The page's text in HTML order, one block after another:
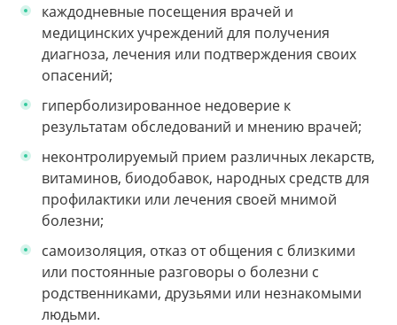
каждодневные посещения врачей и
медицинских учреждений для получения
диагноза, лечения или подтверждения своих
опасений;
гиперболизированное недоверие к
результатам обследований и мнению врачей;
неконтролируемый прием различных лекарств,
витаминов, биодобавок, народных средств для
профилактики или лечения своей мнимой
болезни;
самоизоляция, отказ от общения с близкими
или постоянные разговоры о болезни с
родственниками, друзьями или незнакомыми
людьми.